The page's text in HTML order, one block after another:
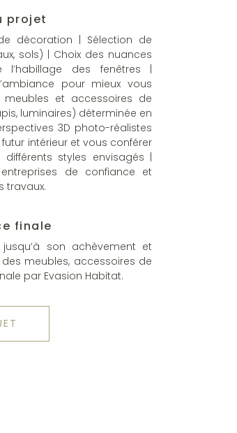
projet
décoration | Sélection de
sols) | Choix des nuances
des fenêtres |
pour mieux vous
et accessoires de
luminaires) déterminée en
3D photo-réalistes
intérieur et vous conférer
styles envisagés |
de confiance et
travaux.
finale
son achèvement et
meubles, accessoires de
par Evasion Habitat.